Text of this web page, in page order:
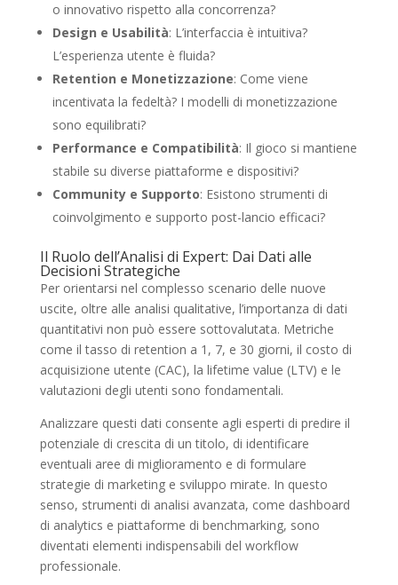
o innovativo rispetto alla concorrenza?
Design e Usabilità: L’interfaccia è intuitiva?
L’esperienza utente è fluida?
Retention e Monetizzazione: Come viene
incentivata la fedeltà? I modelli di monetizzazione
sono equilibrati?
Performance e Compatibilità: Il gioco si mantiene
stabile su diverse piattaforme e dispositivi?
Community e Supporto: Esistono strumenti di
coinvolgimento e supporto post-lancio efficaci?
Il Ruolo dell’Analisi di Expert: Dai Dati alle
Decisioni Strategiche
Per orientarsi nel complesso scenario delle nuove
uscite, oltre alle analisi qualitative, l’importanza di dati
quantitativi non può essere sottovalutata. Metriche
come il tasso di retention a 1, 7, e 30 giorni, il costo di
acquisizione utente (CAC), la lifetime value (LTV) e le
valutazioni degli utenti sono fondamentali.
Analizzare questi dati consente agli esperti di predire il
potenziale di crescita di un titolo, di identificare
eventuali aree di miglioramento e di formulare
strategie di marketing e sviluppo mirate. In questo
senso, strumenti di analisi avanzata, come dashboard
di analytics e piattaforme di benchmarking, sono
diventati elementi indispensabili del workflow
professionale.